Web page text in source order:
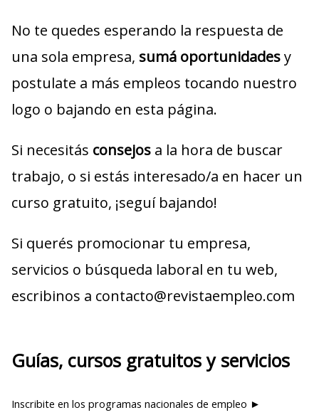
No te quedes esperando la respuesta de
una sola empresa, sumá oportunidadesy
postulate a más empleos tocando nuestro
logo o bajando en esta página.
Si necesitás consejos a la hora de buscar
trabajo, o si estás interesado/a en hacer un
curso gratuito, ¡seguí bajando!
Si querés promocionar tu empresa,
servicios o búsqueda laboral en tu web,
escribinos a contacto@revistaempleo.com
Guías, cursos gratuitos y servicios
Inscribite en los programas nacionales de empleo ►